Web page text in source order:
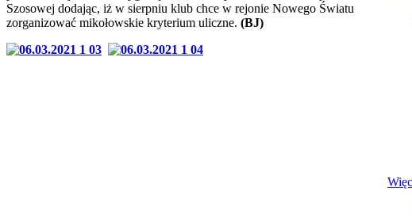
Szosowej dodając, iż w sierpniu klub chce w rejonie Nowego Światu
zorganizować mikołowskie kryterium uliczne. (BJ)